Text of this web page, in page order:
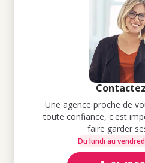
Une agence proche de
toute confiance, c'est
faire garder
Du lundi au